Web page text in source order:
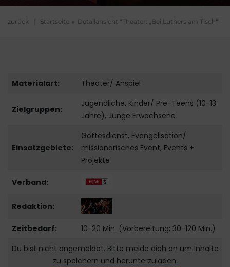
zurück | Startseite Detailansicht "Theater: „Bei Luthers am Tisch“"
Materialart: Theater/ Anspiel
Zielgruppen:
Jugendliche, Kinder/ Pre-Teens (10-13
Jahre), Junge Erwachsene
Einsatzgebiete:
Gottesdienst, Evangelisation/
missionarisches Event, Events +
Projekte
Verband:
Redaktion:
Zeitbedarf:
10-20 Min. (Vorbereitung: 30-120 Min.)
Du bist nicht angemeldet. Bitte melde dich an um Inhalte
zu speichern und herunterzuladen.